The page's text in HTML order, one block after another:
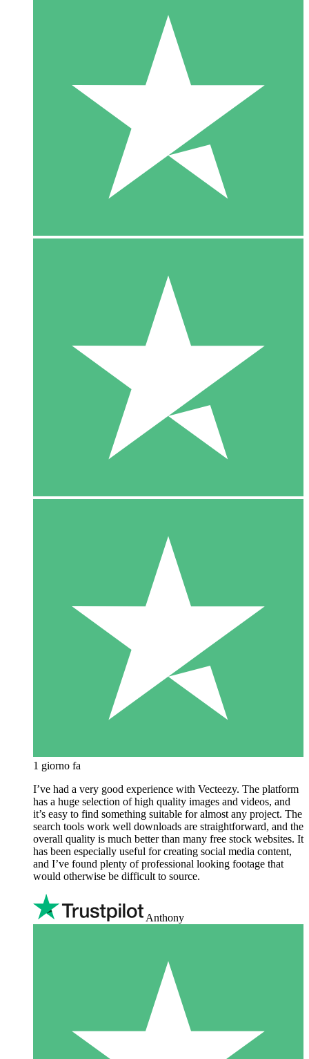
1 giorno fa
I’ve had a very good experience with Vecteezy. The platform
has a huge selection of high quality images and videos, and
it’s easy to find something suitable for almost any project. The
search tools work well downloads are straightforward, and the
overall quality is much better than many free stock websites. It
has been especially useful for creating social media content,
and I’ve found plenty of professional looking footage that
would otherwise be difficult to source.
Anthony